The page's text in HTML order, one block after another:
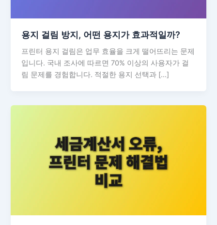
용지 걸림 방지, 어떤 용지가 효과적일까?
프린터 용지 걸림은 업무 효율을 크게 떨어뜨리는 문제
입니다. 국내 조사에 따르면 70% 이상의 사용자가 걸
림 문제를 경험합니다. 적절한 용지 선택과 […]